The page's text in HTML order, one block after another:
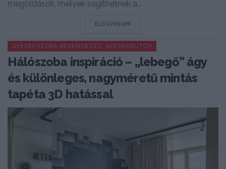
megoldások, melyek segíthetnek a...
ELOLVASOM
GYEREKSZOBA BERENDEZÉS, GYEREKBÚTOR
Hálószoba inspiráció – „lebegő” ágy
és különleges, nagyméretű mintás
tapéta 3D hatással